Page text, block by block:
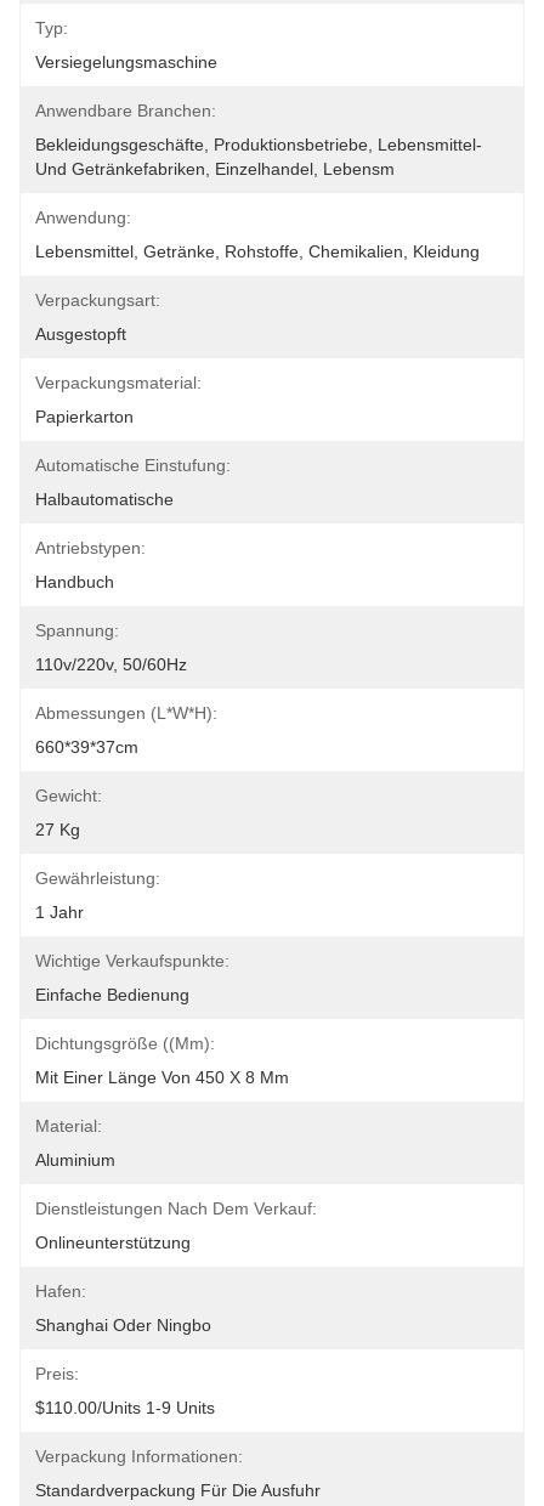
Typ:
Versiegelungsmaschine
Anwendbare Branchen:
Bekleidungsgeschäfte, Produktionsbetriebe, Lebensmittel-
Und Getränkefabriken, Einzelhandel, Lebensm
Anwendung:
Lebensmittel, Getränke, Rohstoffe, Chemikalien, Kleidung
Verpackungsart:
Ausgestopft
Verpackungsmaterial:
Papierkarton
Automatische Einstufung:
Halbautomatische
Antriebstypen:
Handbuch
Spannung:
110v/220v, 50/60Hz
Abmessungen (L*W*H):
660*39*37cm
Gewicht:
27 Kg
Gewährleistung:
1 Jahr
Wichtige Verkaufspunkte:
Einfache Bedienung
Dichtungsgröße ((mm):
Mit Einer Länge Von 450 X 8 Mm
Material:
Aluminium
Dienstleistungen Nach Dem Verkauf:
Onlineunterstützung
Hafen:
Shanghai Oder Ningbo
Preis:
$110.00/units 1-9 Units
Verpackung Informationen:
Standardverpackung Für Die Ausfuhr